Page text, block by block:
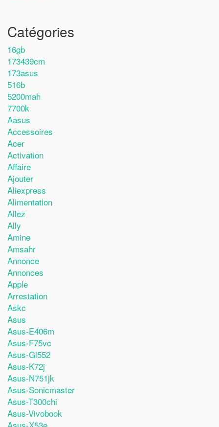
Catégories
16gb
173439cm
173asus
516b
5200mah
7700k
Aasus
Accessoires
Acer
Activation
Affaire
Ajouter
Aliexpress
Alimentation
Allez
Ally
Amine
Amsahr
Annonce
Annonces
Apple
Arrestation
Askc
Asus
Asus-E406m
Asus-F75vc
Asus-Gl552
Asus-K72j
Asus-N751jk
Asus-Sonicmaster
Asus-T300chi
Asus-Vivobook